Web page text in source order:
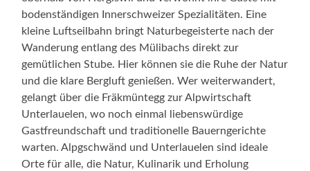
bodenständigen Innerschweizer Spezialitäten. Eine
kleine Luftseilbahn bringt Naturbegeisterte nach der
Wanderung entlang des Mülibachs direkt zur
gemütlichen Stube. Hier können sie die Ruhe der Natur
und die klare Bergluft genießen. Wer weiterwandert,
gelangt über die Fräkmüntegg zur Alpwirtschaft
Unterlauelen, wo noch einmal liebenswürdige
Gastfreundschaft und traditionelle Bauerngerichte
warten. Alpgschwänd und Unterlauelen sind ideale
Orte für alle, die Natur, Kulinarik und Erholung